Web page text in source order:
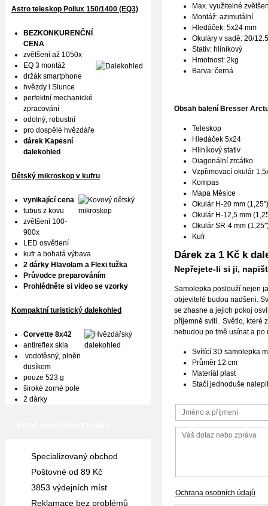
Max. využitelné
Montáž: azimutální
Hledáček: 5x24 mm
Okuláry v sadě: 20/
Stativ: hliníkový
Hmotnost: 2kg
Barva: černá
Obsah balení Bresser
Teleskop
Hledáček 5x24
Hliníkový stativ
Diagonální zrcátko
Vzpřimovací okulár
Kompas
Mapa Měsíce
Okulár H-20 mm (1,25″)
Okulár H-12,5 mm
Okulár SR-4 mm
Kufr
Dárek za 1 Kč k
Nepřejete-li si ji,
Samolepka poslouží nejen
objevitelé budou nadšeni.
se zhasne a jejich pokoj
příjemně svítí. Světlo, které
nebudou po tmě usínat a po
Svítící 3D samolepka
Průměr 12 cm
Materiál plast
Stačí jednoduše
Ochrana osobních údajů
Astro teleskop Pollux 150/1400 (EQ3)
BEZKONKURENČNÍ
CENA
zvětšení až 1050x
EQ 3 montáž
držák smartphone
hvězdy i Slunce
perfektní mechanické
zpracování
odolný, robustní
pro dospělé hvězdáře
dárek Kapesní
dalekohled
Dětský mikroskop v kufru
vynikající cena
tubus z kovu
zvětšení 100-
900x
LED osvětlení
kufr a bohatá výbava
2 dárky Hlavolam a Flexi tužka
Průvodce preparováním
Prohlédněte si video se vzorky
Kompaktní turistický dalekohled
Corvette 8x42
antireflex skla
vodotěsný, plněn
dusíkem
pouze 523 g
široké zorné pole
2 dárky
Specializovaný obchod
Poštovné od 89 Kč
3853 výdejních míst
Reklamace bez problémů